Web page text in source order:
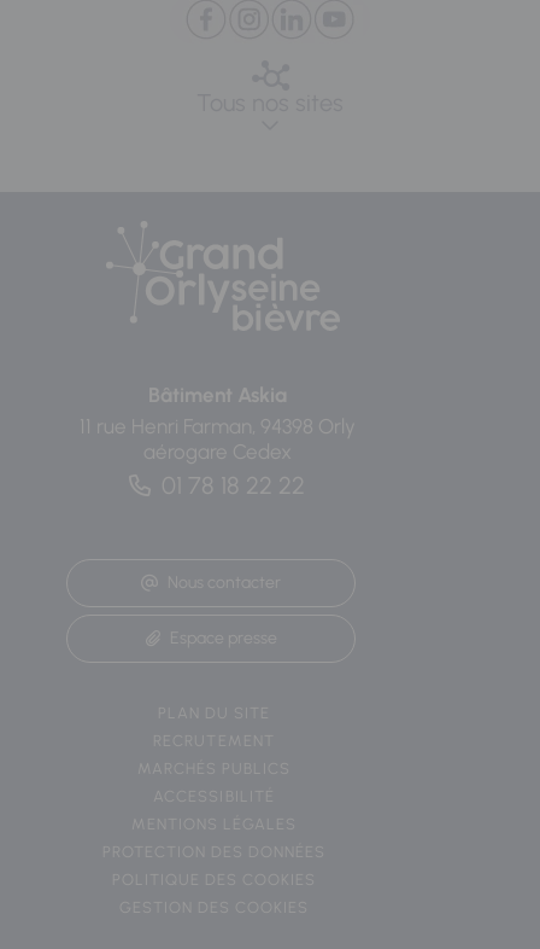
Bâtiment Askia
11 rue Henri Farman, 94398 Orly
aérogare Cedex
01 78 18 22 22
Nous contacter
Espace presse
PLAN DU SITE
RECRUTEMENT
MARCHÉS PUBLICS
ACCESSIBILITÉ
MENTIONS LÉGALES